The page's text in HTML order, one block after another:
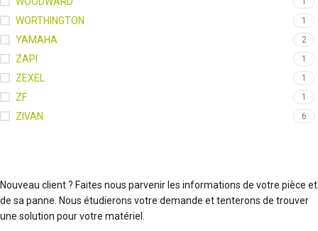
WORTHINGTON 1
YAMAHA 2
ZAPI 1
ZEXEL 1
ZF 1
ZIVAN 6
Nouveau client ? Faites nous parvenir les informations de votre pièce et
de sa panne. Nous étudierons votre demande et tenterons de trouver
une solution pour votre matériel.